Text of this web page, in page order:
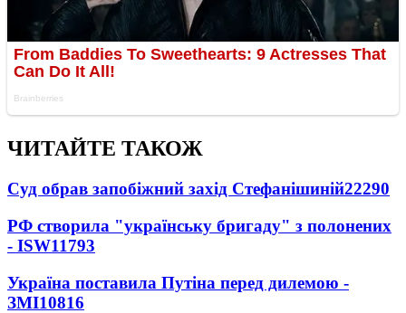
ЧИТАЙТЕ ТАКОЖ
Суд обрав запобіжний захід Стефанішиній22290
РФ створила "українську бригаду" з полонених
- ISW11793
Україна поставила Путіна перед дилемою -
ЗМІ10816